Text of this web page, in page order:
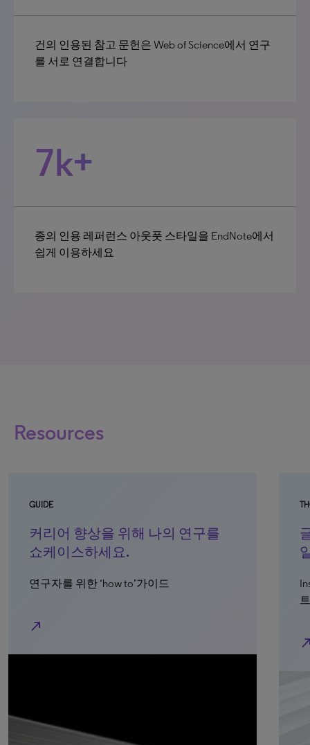
건의 인용된 참고 문헌은 Web of Science에서 연구
를 서로 연결합니다
7k+
종의 인용 레퍼런스 아웃풋 스타일을 EndNote에서
쉽게 이용하세요
Resources
GUIDE
커리어 향상을 위해 나의 연구를
쇼케이스하세요.
연구자를 위한 ‘how to’가이드
north_east